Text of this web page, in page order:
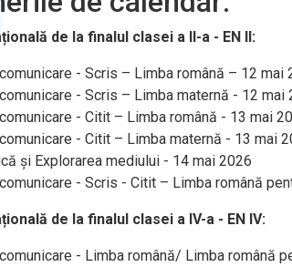
de la finalul clasei a II-a - EN II:
- Scris – Limba română – 12 mai
- Scris – Limba maternă - 12 mai
- Citit – Limba română - 13 mai
- Citit – Limba maternă - 13 mai
și Explorarea mediului - 14 mai 2026
- Scris - Citit – Limba română
de la finalul clasei a IV-a - EN IV:
- Limba română/ Limba română